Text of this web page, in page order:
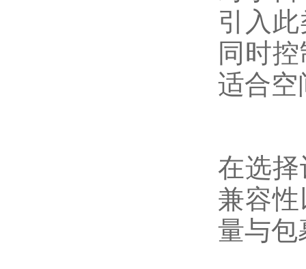
引入
同时
适合空
在选
兼容
量与包